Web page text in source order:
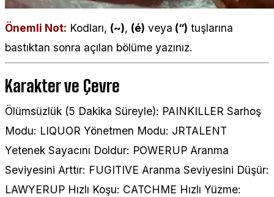
Önemli Not: Kodları, (~), (é) veya (“) tuşlarına
bastıktan sonra açılan bölüme yazınız.
Karakter ve Çevre
Ölümsüzlük (5 Dakika Süreyle): PAINKILLER Sarhoş
Modu: LIQUOR Yönetmen Modu: JRTALENT
Yetenek Sayacını Doldur: POWERUP Aranma
Seviyesini Arttır: FUGITIVE Aranma Seviyesini Düşür:
LAWYERUP Hızlı Koşu: CATCHME Hızlı Yüzme: